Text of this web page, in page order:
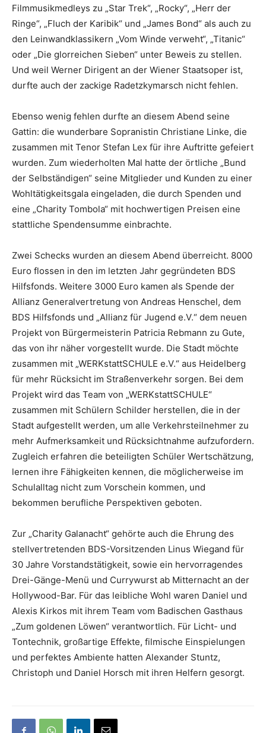
Filmmusikmedleys zu „Star Trek“, „Rocky“, „Herr der
Ringe“, „Fluch der Karibik“ und „James Bond“ als auch zu
den Leinwandklassikern „Vom Winde verweht“, „Titanic“
oder „Die glorreichen Sieben“ unter Beweis zu stellen.
Und weil Werner Dirigent an der Wiener Staatsoper ist,
durfte auch der zackige Radetzkymarsch nicht fehlen.
Ebenso wenig fehlen durfte an diesem Abend seine
Gattin: die wunderbare Sopranistin Christiane Linke, die
zusammen mit Tenor Stefan Lex für ihre Auftritte gefeiert
wurden. Zum wiederholten Mal hatte der örtliche „Bund
der Selbständigen“ seine Mitglieder und Kunden zu einer
Wohltätigkeitsgala eingeladen, die durch Spenden und
eine „Charity Tombola“ mit hochwertigen Preisen eine
stattliche Spendensumme einbrachte.
Zwei Schecks wurden an diesem Abend überreicht. 8000
Euro flossen in den im letzten Jahr gegründeten BDS
Hilfsfonds. Weitere 3000 Euro kamen als Spende der
Allianz Generalvertretung von Andreas Henschel, dem
BDS Hilfsfonds und „Allianz für Jugend e.V.“ dem neuen
Projekt von Bürgermeisterin Patricia Rebmann zu Gute,
das von ihr näher vorgestellt wurde. Die Stadt möchte
zusammen mit „WERKstattSCHULE e.V.“ aus Heidelberg
für mehr Rücksicht im Straßenverkehr sorgen. Bei dem
Projekt wird das Team von „WERKstattSCHULE“
zusammen mit Schülern Schilder herstellen, die in der
Stadt aufgestellt werden, um alle Verkehrsteilnehmer zu
mehr Aufmerksamkeit und Rücksichtnahme aufzufordern.
Zugleich erfahren die beteiligten Schüler Wertschätzung,
lernen ihre Fähigkeiten kennen, die möglicherweise im
Schulalltag nicht zum Vorschein kommen, und
bekommen berufliche Perspektiven geboten.
Zur „Charity Galanacht“ gehörte auch die Ehrung des
stellvertretenden BDS-Vorsitzenden Linus Wiegand für
30 Jahre Vorstandstätigkeit, sowie ein hervorragendes
Drei-Gänge-Menü und Currywurst ab Mitternacht an der
Hollywood-Bar. Für das leibliche Wohl waren Daniel und
Alexis Kirkos mit ihrem Team vom Badischen Gasthaus
„Zum goldenen Löwen“ verantwortlich. Für Licht- und
Tontechnik, großartige Effekte, filmische Einspielungen
und perfektes Ambiente hatten Alexander Stuntz,
Christoph und Daniel Horsch mit ihren Helfern gesorgt.